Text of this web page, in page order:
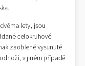
lety, jsou
celokruhové
zaoblené vysunuté
v jiném případě